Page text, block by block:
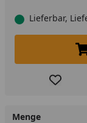
Lieferbar,
Menge